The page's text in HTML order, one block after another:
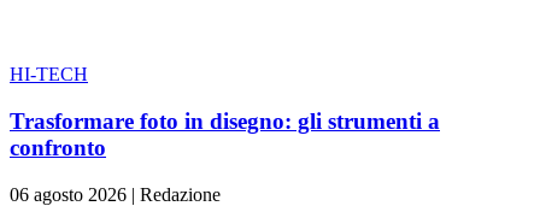
HI-TECH
Trasformare foto in disegno: gli strumenti a
confronto
06 agosto 2026 | Redazione